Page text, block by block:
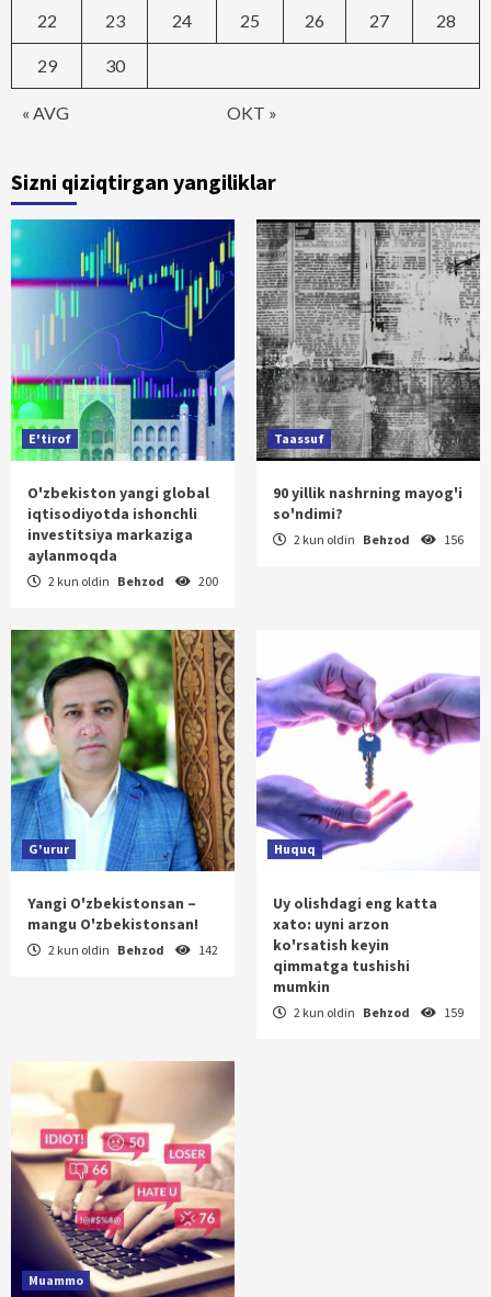
« AVG OKT »
22 23 24 25 26 27 28
29 30
Sizni qiziqtirgan yangiliklar
E'tirof
O'zbekiston yangi global
iqtisodiyotda ishonchli
investitsiya markaziga
aylanmoqda
2 kun oldin Behzod 200
Taassuf
90 yillik nashrning mayog'i
so'ndimi?
2 kun oldin Behzod 156
G'urur
Yangi O'zbekistonsan –
mangu O'zbekistonsan!
2 kun oldin Behzod 142
Huquq
Uy olishdagi eng katta
xato: uyni arzon
ko'rsatish keyin
qimmatga tushishi
mumkin
2 kun oldin Behzod 159
Muammo